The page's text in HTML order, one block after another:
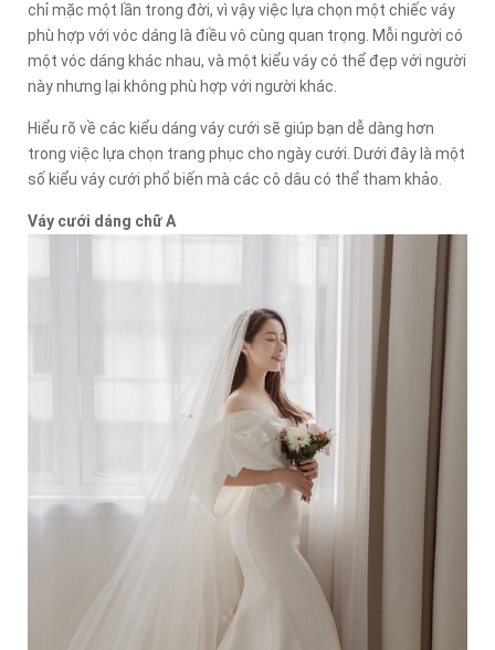
chỉ mặc một lần trong đời, vì vậy việc lựa chọn một chiếc váy
phù hợp với vóc dáng là điều vô cùng quan trọng. Mỗi người có
một vóc dáng khác nhau, và một kiểu váy có thể đẹp với người
này nhưng lại không phù hợp với người khác.
Hiểu rõ về các kiểu dáng váy cưới sẽ giúp bạn dễ dàng hơn
trong việc lựa chọn trang phục cho ngày cưới. Dưới đây là một
số kiểu váy cưới phổ biến mà các cô dâu có thể tham khảo.
Váy cưới dáng chữ A